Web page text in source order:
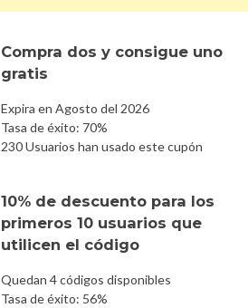
Compra dos y consigue uno
gratis
Expira en Agosto del 2026
Tasa de éxito: 70%
230 Usuarios han usado este cupón
10% de descuento para los
primeros 10 usuarios que
utilicen el código
Quedan 4 códigos disponibles
Tasa de éxito: 56%